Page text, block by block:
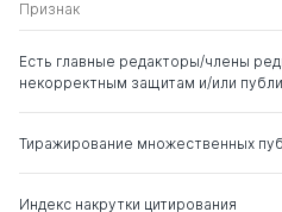
Старилов Юрий
Николаевич
Мархгейм Марина
Васильевна
д.
Признак
Есть главные редакторы/члены
некорректным защитам и/или
Тиражирование множественных
Индекс накрутки цитирования